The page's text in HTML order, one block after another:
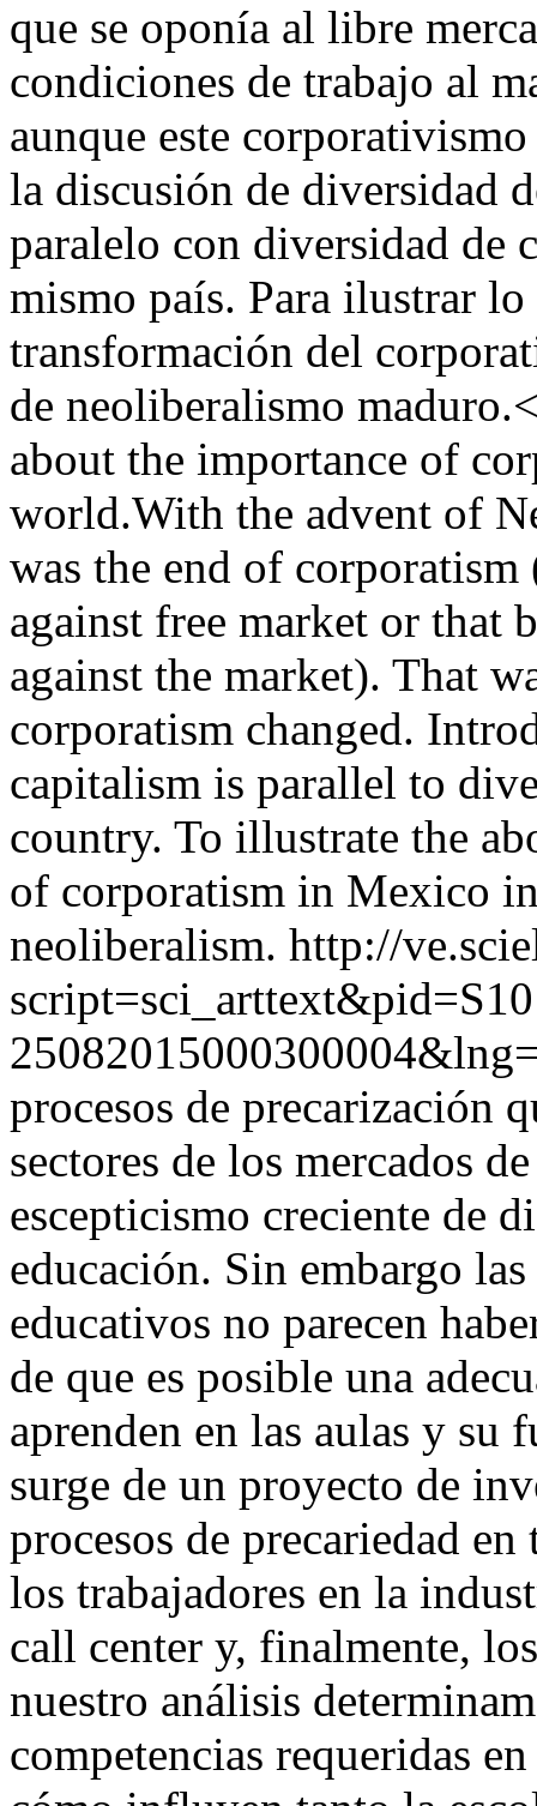
que se oponía al libre
condiciones de trabajo al
aunque este
la discusión de diversidad
paralelo con diversidad de
mismo país. Para ilustrar
transformación del
de neoliberalismo
about the importance of
world.With the advent of
was the end of
against free market or that
against the market). That
corporatism changed.
capitalism is parallel to
country. To illustrate the
of corporatism in Mexico
neoliberalism. http://
procesos de precarización
sectores de los mercados
escepticismo creciente de
educación. Sin embargo
educativos no parecen
de que es posible una
aprenden en las aulas y su
surge de un proyecto de
procesos de precariedad
los trabajadores en la
call center y, finalmente,
nuestro análisis
competencias requeridas